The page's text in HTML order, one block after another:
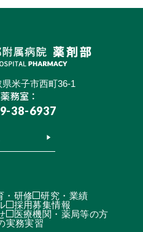
米子市西町36-1
務室：
38-6937
・研修
研究・業績
採用募集情報
医療機関・薬局等の方
実務実習